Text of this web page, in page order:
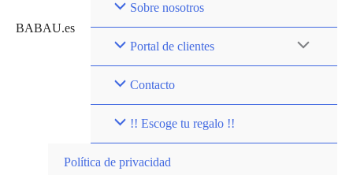
BABAU.es
Sobre nosotros
Portal de clientes
Contacto
!! Escoge tu regalo !!
Política de privacidad